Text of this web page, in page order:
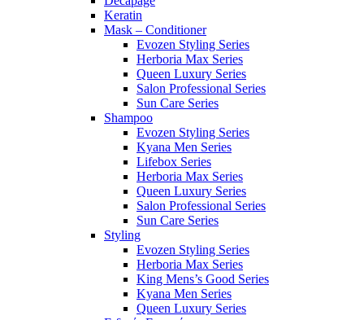
Keratin
Mask – Conditioner
Evozen Styling Series
Herboria Max Series
Queen Luxury Series
Salon Professional Series
Sun Care Series
Shampoo
Evozen Styling Series
Kyana Men Series
Lifebox Series
Herboria Max Series
Queen Luxury Series
Salon Professional Series
Sun Care Series
Styling
Evozen Styling Series
Herboria Max Series
King Mens’s Good Series
Kyana Men Series
Queen Luxury Series